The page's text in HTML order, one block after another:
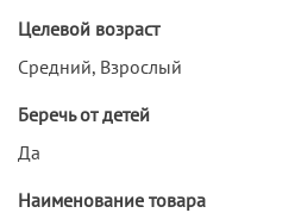
Целевой возраст
Средний, Взрослый
Беречь от детей
Да
Наименование товара